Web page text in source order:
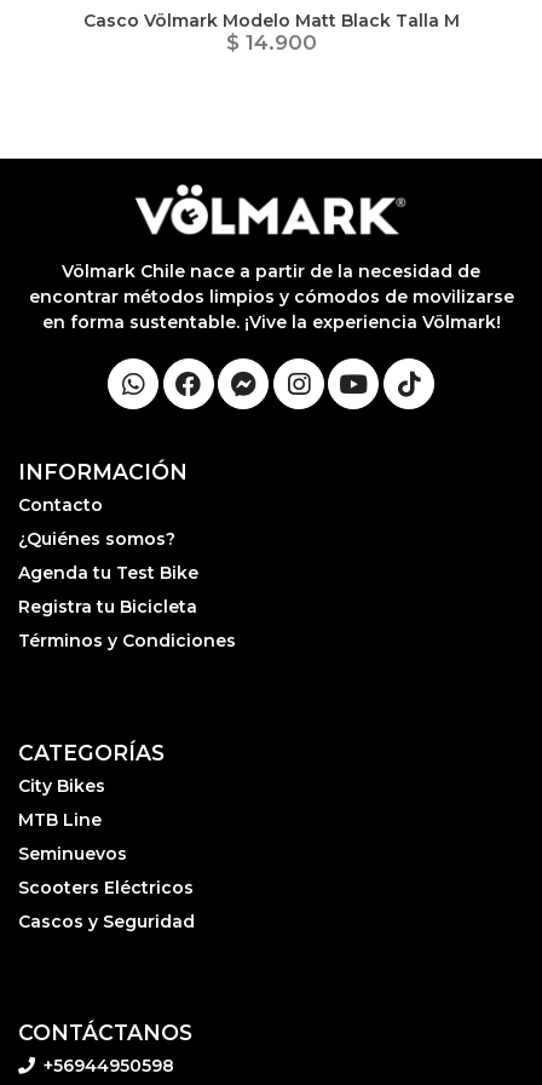
Casco Völmark Modelo Matt Black Talla M
$ 14.900
Völmark Chile nace a partir de la necesidad de
encontrar métodos limpios y cómodos de movilizarse
en forma sustentable. ¡Vive la experiencia Völmark!
INFORMACIÓN
Contacto
¿Quiénes somos?
Agenda tu Test Bike
Registra tu Bicicleta
Términos y Condiciones
CATEGORÍAS
City Bikes
MTB Line
Seminuevos
Scooters Eléctricos
Cascos y Seguridad
CONTÁCTANOS
+56944950598